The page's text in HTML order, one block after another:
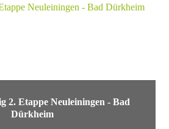
2. Etappe Neuleiningen - Bad
Dürkheim